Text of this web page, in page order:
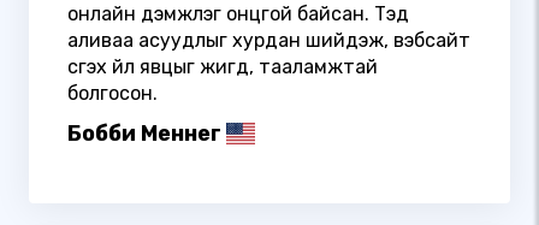
онлайн дэмжлэг онцгой байсан. Тэд
аливаа асуудлыг хурдан шийдэж, вэбсайт
үүсгэх үйл явцыг жигд, тааламжтай
болгосон.
Бобби Меннег